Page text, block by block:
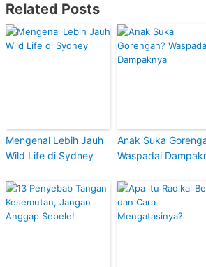
Related Posts
Mengenal Lebih Jauh
Wild Life di Sydney
Anak Suka
Waspadai